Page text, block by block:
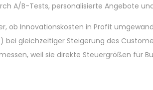
A/B-Tests, personalisierte Angebote
ob Innovationskosten in Profit
gleichzeitiger Steigerung des
weil sie direkte Steuergrößen für